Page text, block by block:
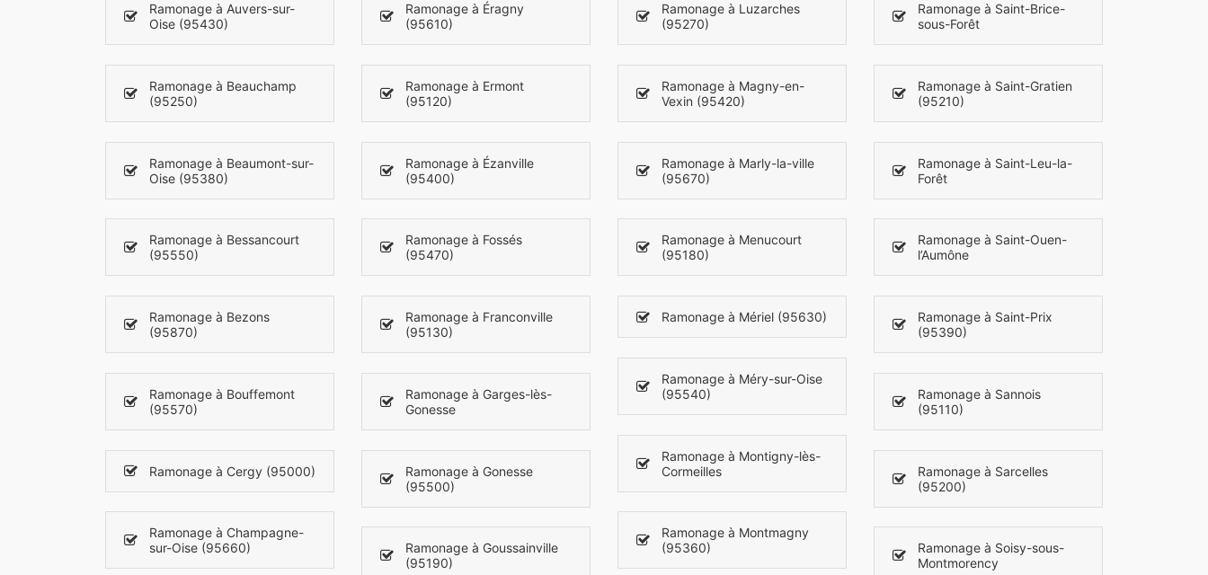
Ramonage à Auvers-sur-
Oise (95430)
Ramonage à Beauchamp
(95250)
Ramonage à Beaumont-sur-
Oise (95380)
Ramonage à Bessancourt
(95550)
Ramonage à Bezons
(95870)
Ramonage à Bouffemont
(95570)
Ramonage à Cergy (95000)
Ramonage à Champagne-
sur-Oise (95660)
Ramonage à Éragny
(95610)
Ramonage à Ermont
(95120)
Ramonage à Ézanville
(95400)
Ramonage à Fossés
(95470)
Ramonage à Franconville
(95130)
Ramonage à Garges-lès-
Gonesse
Ramonage à Gonesse
(95500)
Ramonage à Goussainville
(95190)
Ramonage à Luzarches
(95270)
Ramonage à Magny-en-
Vexin (95420)
Ramonage à Marly-la-ville
(95670)
Ramonage à Menucourt
(95180)
Ramonage à Mériel (95630)
Ramonage à Méry-sur-Oise
(95540)
Ramonage à Montigny-lès-
Cormeilles
Ramonage à Montmagny
(95360)
Ramonage à Saint-Brice-
sous-Forêt
Ramonage à Saint-Gratien
(95210)
Ramonage à Saint-Leu-la-
Forêt
Ramonage à Saint-Ouen-
l’Aumône
Ramonage à Saint-Prix
(95390)
Ramonage à Sannois
(95110)
Ramonage à Sarcelles
(95200)
Ramonage à Soisy-sous-
Montmorency